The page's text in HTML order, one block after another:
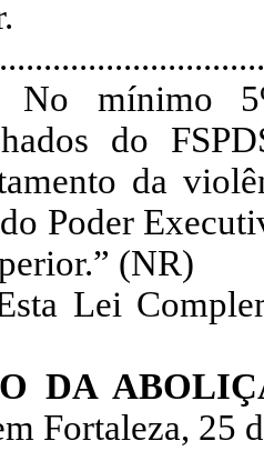
No mínimo 5
do
da
Poder
(NR)
Lei
DA
Fortaleza, 25